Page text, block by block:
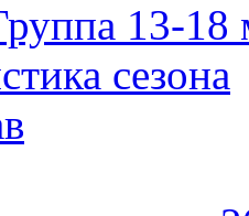
13-18
сезона